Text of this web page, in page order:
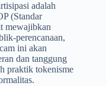
adalah
(Standar
mewajibkan
perencanaan,
ini akan
dan tanggung
praktik tokenisme